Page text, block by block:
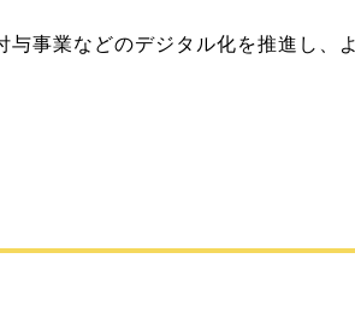
事業などのデジタル化を推進し、